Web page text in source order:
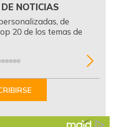
NOTICIAS
de
20 de los temas de